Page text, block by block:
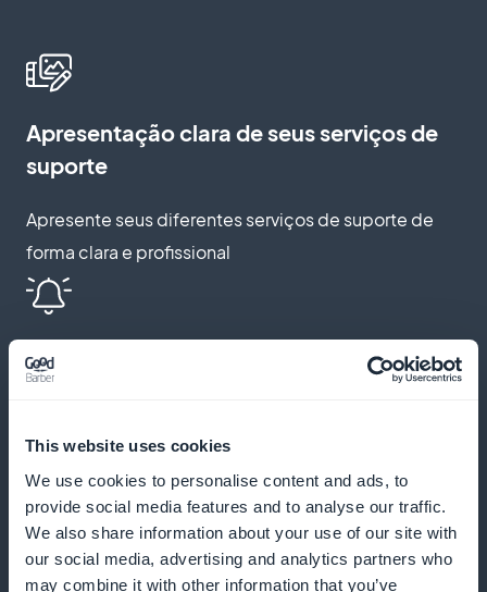
This website uses cookies
We use cookies to personalise content and ads, to
provide social media features and to analyse our traffic.
We also share information about your use of our site with
our social media, advertising and analytics partners who
may combine it with other information that you’ve
Apresentação clara de seus serviços de
suporte
Apresente seus diferentes serviços de suporte de
forma clara e profissional
Notificações push e lembretes
automáticos
Envie lembretes e notificações para reduzir as
ausências e melhorar o envolvimento do cliente
Programa de fidelidade para seus